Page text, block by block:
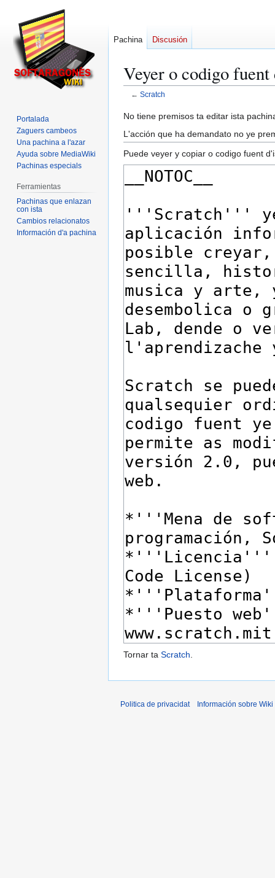
Veyer o codigo fuent
← Scratch
Ir
a
la
navegación
Ir
a
la
búsqueda
No tiene premisos ta editar ista
L'acción que ha demandato no ye
Puede veyer y copiar o codigo fuent
Tornar ta Scratch
Pachina Discusión
Portalada
Zaguers cambeos
Una pachina a l'azar
Ayuda sobre MediaWiki
Pachinas especials
Ferramientas
Pachinas que enlazan
con ista
Cambios relacionatos
Información d'a pachina
Politica de privacidat Información sobre